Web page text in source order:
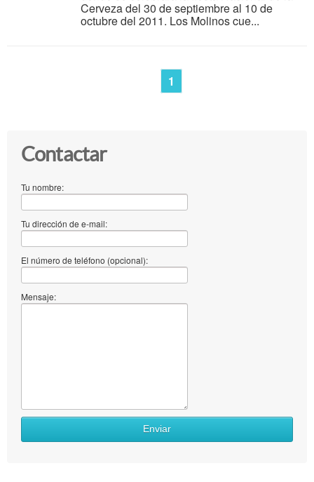
Cerveza del 30 de septiembre al 10 de
octubre del 2011. Los Molinos cue...
1
Contactar
Tu nombre:
Tu dirección de e-mail:
El número de teléfono (opcional):
Mensaje:
Enviar